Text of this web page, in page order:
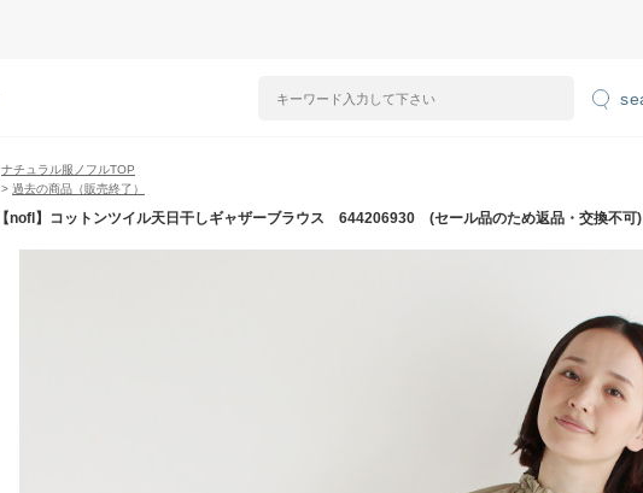
ナチュラル服ノフルTOP
> 過去の商品（販売終了）
【nofl】コットンツイル天日干しギャザーブラウス 644206930 (セール品のため返品・交換不可)